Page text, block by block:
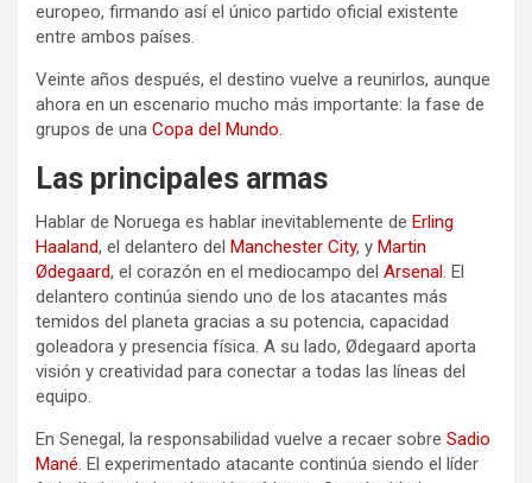
europeo, firmando así el único partido oficial existente
entre ambos países.
Veinte años después, el destino vuelve a reunirlos, aunque
ahora en un escenario mucho más importante: la fase de
grupos de una Copa del Mundo.
Las principales armas
Hablar de Noruega es hablar inevitablemente de Erling
Haaland, el delantero del Manchester City, y Martin
Ødegaard, el corazón en el mediocampo del Arsenal. El
delantero continúa siendo uno de los atacantes más
temidos del planeta gracias a su potencia, capacidad
goleadora y presencia física. A su lado, Ødegaard aporta
visión y creatividad para conectar a todas las líneas del
equipo.
En Senegal, la responsabilidad vuelve a recaer sobre Sadio
Mané. El experimentado atacante continúa siendo el líder